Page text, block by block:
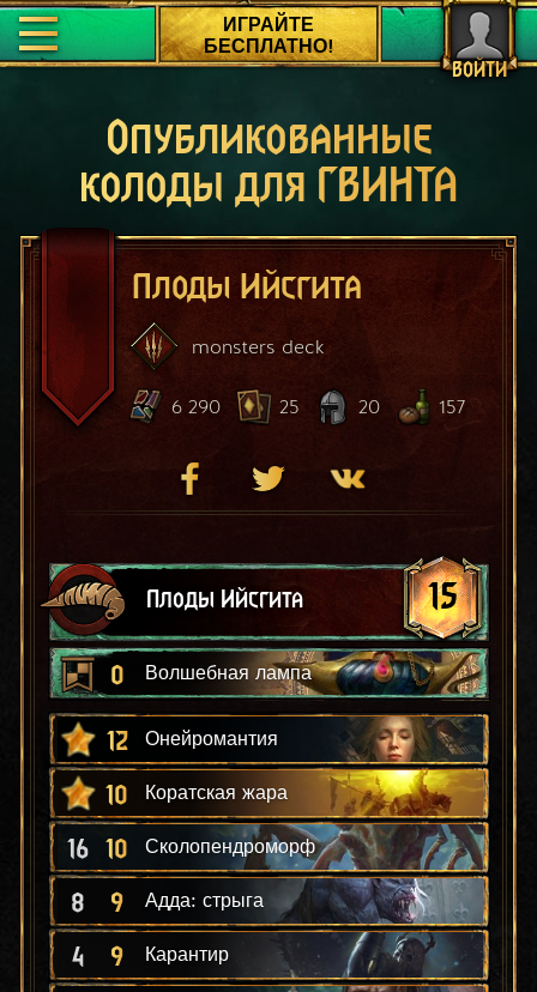
ВОЙТИ
ИГРАЙТЕ
БЕСПЛАТНО!
Опубликованные
колоды для ГВИНТА
Плоды Ийсгита
monsters deck
6 290 25 20 157
Плоды Ийсгита 15
0 Волшебная лампа
12 Онейромантия
10 Коратская жара
16 10 Сколопендроморф
8 9 Адда: стрыга
4 9 Карантир